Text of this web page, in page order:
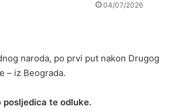
04/07/2026
naroda, po prvi put nakon Drugog
– iz Beograda.
posljedica te odluke.